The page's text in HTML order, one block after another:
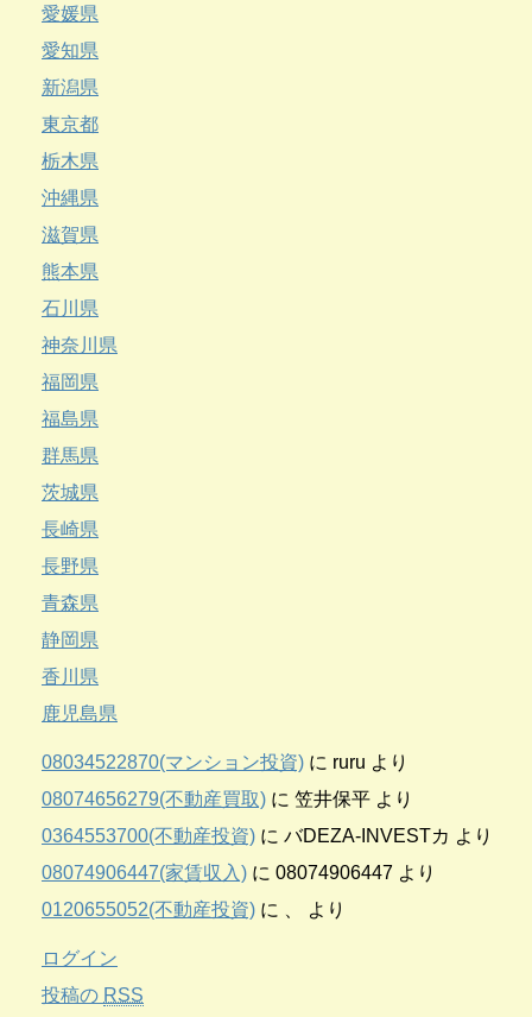
愛媛県
愛知県
新潟県
東京都
栃木県
沖縄県
滋賀県
熊本県
石川県
神奈川県
福岡県
福島県
群馬県
茨城県
長崎県
長野県
青森県
静岡県
香川県
鹿児島県
08034522870(マンション投資) に ruru より
08074656279(不動産買取) に 笠井保平 より
0364553700(不動産投資) に バDEZA-INVESTカ より
08074906447(家賃収入) に 08074906447 より
0120655052(不動産投資) に より
ログイン
投稿の RSS